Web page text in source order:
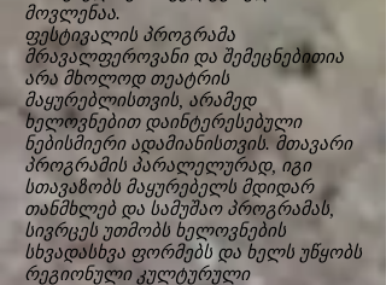
მოვლენაა.
ფესტივალის პროგრამა
მრავალფეროვანი და შემეცნებითია
არა მხოლოდ თეატრის
მაყურებლისთვის, არამედ
ხელოვნებით დაინტერესებული
ნებისმიერი ადამიანისთვის. მთავარი
პროგრამის პარალელურად, იგი
სთავაზობს მაყურებელს მდიდარ
თანმხლებ და სამუშაო პროგრამას,
სივრცეს უთმობს ხელოვნების
სხვადასხვა ფორმებს და ხელს უწყობს
რეგიონული კულტურული